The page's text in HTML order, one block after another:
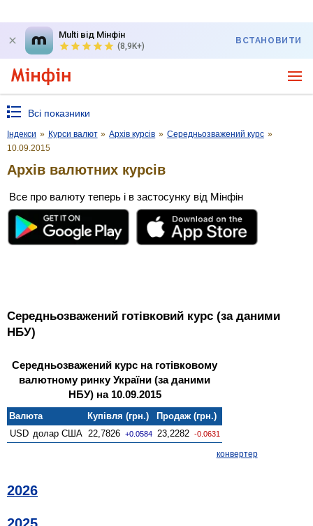
Multi від Мінфін
(8,9K+)
ВСТАНОВИТИ
Всі показники
Індекси » Курси валют » Архів курсів » Середньозважений курс »
10.09.2015
Архів валютних курсів
Все про валюту теперь і в застосунку від Мінфін
Середньозважений готівковий курс (за даними
НБУ)
Середньозважений курс на готівковому
валютному ринку України (за даними
НБУ) на 10.09.2015
Валюта Купівля (грн.)
Продаж (грн.)
USD долар США 22,7826 +0.0584 23,2282 -0.0631
конвертер
2026